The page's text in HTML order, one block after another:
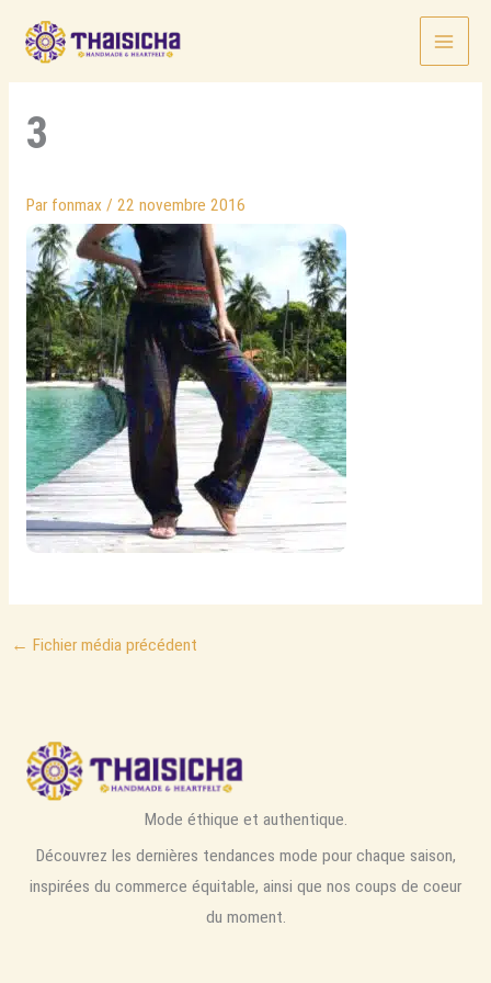
3
Par fonmax / 22 novembre 2016
← Fichier média précédent
Mode éthique et authentique.
Découvrez les dernières tendances mode pour chaque saison,
inspirées du commerce équitable, ainsi que nos coups de coeur
du moment.